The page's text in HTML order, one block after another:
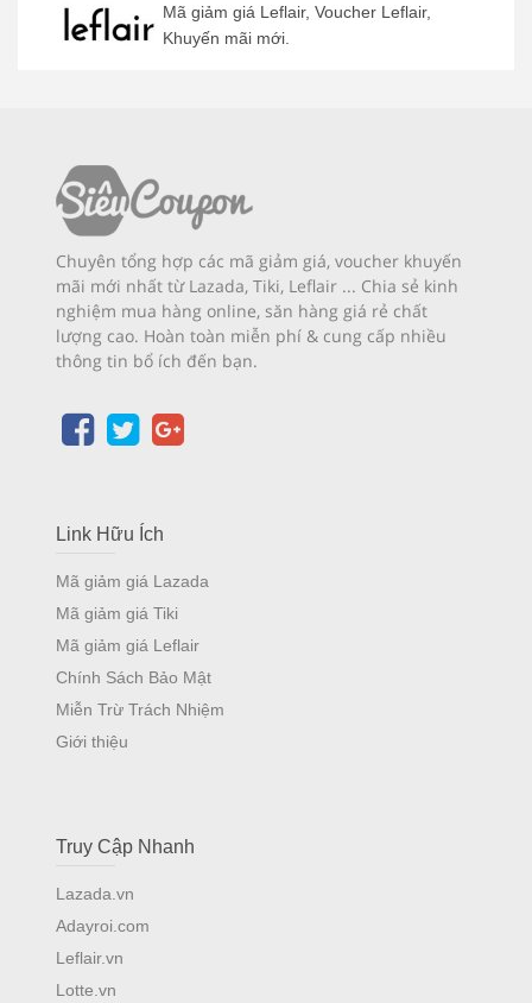
Mã giảm giá Leflair, Voucher Leflair,
Khuyến mãi mới.
Chuyên tổng hợp các mã giảm giá, voucher khuyến
mãi mới nhất từ Lazada, Tiki, Leflair ... Chia sẻ kinh
nghiệm mua hàng online, săn hàng giá rẻ chất
lượng cao. Hoàn toàn miễn phí & cung cấp nhiều
thông tin bổ ích đến bạn.
Link Hữu Ích
Mã giảm giá Lazada
Mã giảm giá Tiki
Mã giảm giá Leflair
Chính Sách Bảo Mật
Miễn Trừ Trách Nhiệm
Giới thiệu
Truy Cập Nhanh
Lazada.vn
Adayroi.com
Leflair.vn
Lotte.vn